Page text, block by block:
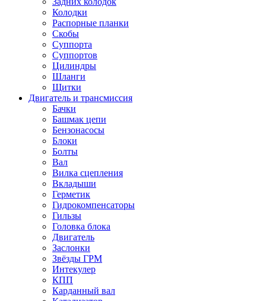
Колодки
Распорные планки
Скобы
Суппорта
Суппортов
Цилиндры
Шланги
Щитки
Двигатель и трансмиссия
Бачки
Башмак цепи
Бензонасосы
Блоки
Болты
Вал
Вилка сцепления
Вкладыши
Герметик
Гидрокомпенсаторы
Гильзы
Головка блока
Двигатель
Заслонки
Звёзды ГРМ
Интекулер
КПП
Карданный вал